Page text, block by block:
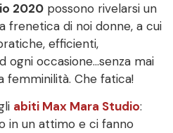
2020 possono rivelarsi un
frenetica di noi donne, a cui
efficienti,
ogni occasione…senza mai
femminilità. Che fatica!
abiti Max Mara Studio:
in un attimo e ci fanno